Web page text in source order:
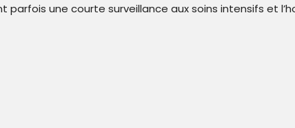
parfois une courte surveillance aux soins intensifs et